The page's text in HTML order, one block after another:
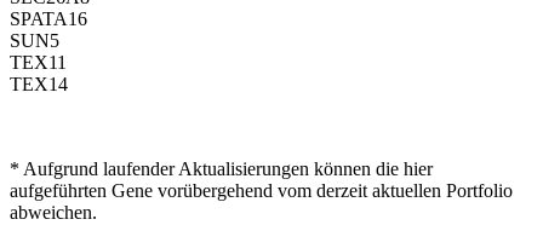
SPATA16
SUN5
TEX11
TEX14
* Aufgrund laufender Aktualisierungen können die hier
aufgeführten Gene vorübergehend vom derzeit aktuellen Portfolio
abweichen.